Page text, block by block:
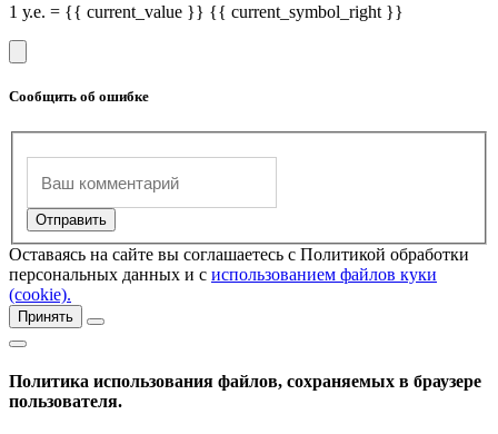
1 у.е. = {{ current_value }} {{ current_symbol_right }}
Сообщить об ошибке
Оставаясь на сайте вы соглашаетесь с Политикой обработки
персональных данных и с использованием файлов куки
(cookie).
Принять
Политика использования файлов, сохраняемых в браузере
пользователя.